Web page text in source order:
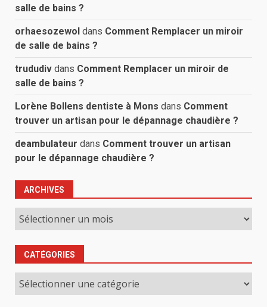
salle de bains ?
orhaesozewol dans Comment Remplacer un miroir
de salle de bains ?
trududiv dans Comment Remplacer un miroir de
salle de bains ?
Lorène Bollens dentiste à Mons dans Comment
trouver un artisan pour le dépannage chaudière ?
deambulateur dans Comment trouver un artisan
pour le dépannage chaudière ?
ARCHIVES
Archives
CATÉGORIES
Catégories